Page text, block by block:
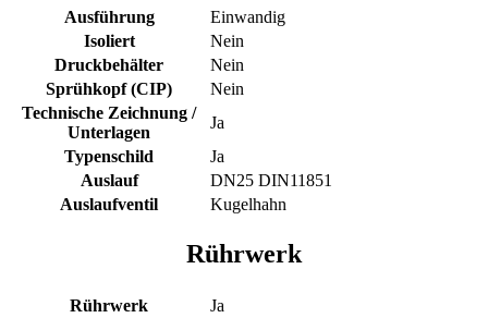
Ausführung
Einwandig
Isoliert
Nein
Druckbehälter
Nein
Sprühkopf (CIP)
Nein
Technische Zeichnung /
Unterlagen
Ja
Typenschild
Ja
Auslauf
DN25 DIN11851
Auslaufventil
Kugelhahn
Rührwerk
Rührwerk
Ja